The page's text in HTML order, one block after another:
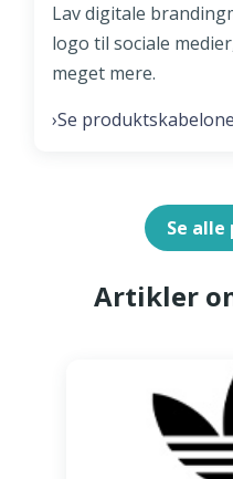
Lav digitale
logo til sociale
meget mere.
›Se
Se
Artikler